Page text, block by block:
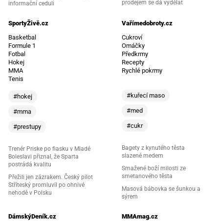
informační ceduli
prodejem se dá vydělat
SportyŽivě.cz
Basketbal
Formule 1
Fotbal
Hokej
MMA
Tenis
#hokej
#mma
#prestupy
Trenér Priske po fiasku v Mladé
Boleslavi přiznal, že Sparta
postrádá kvalitu
Přežili jen zázrakem. Český pilot
Stříteský promluvil po ohnivé
nehodě v Polsku
Vařímedobroty.cz
Cukroví
Omáčky
Předkrmy
Recepty
Rychlé pokrmy
#kuřecí maso
#med
#cukr
Bagety z kynutého těsta
slazené medem
Smažené boží milosti ze
smetanového těsta
Masová bábovka se šunkou a
sýrem
DámskýDeník.cz
MMAmag.cz